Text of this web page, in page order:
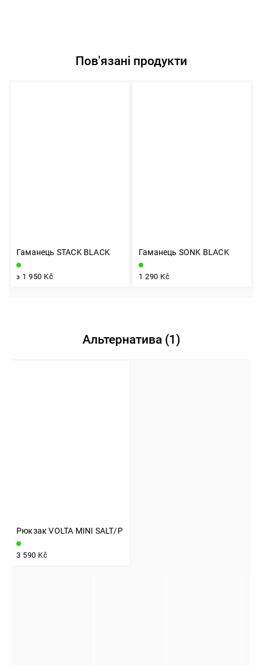
Пов'язані продукти
Гаманець STACK BLACK
з 1 950 Kč
Гаманець SONK BLACK
1 290 Kč
Альтернатива (1)
Рюкзак VOLTA MINI SALT/PEPPER
3 590 Kč
INSTAGRAM